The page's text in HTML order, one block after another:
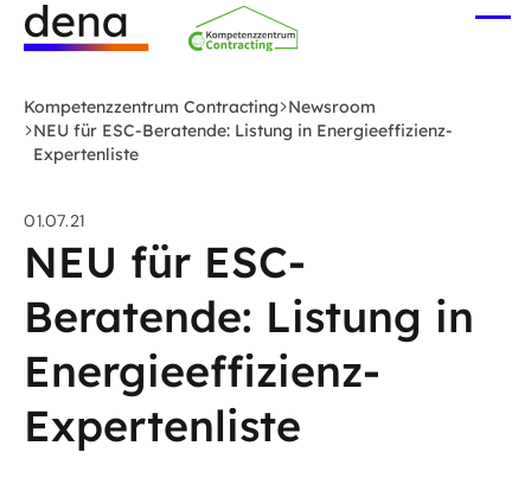
Zum
Hauptinhalt
Deutsche
Energie-
Agentur
-
zur
Startseite
Kompetenzzentrum Contracting Newsroom
NEU für ESC-Beratende: Listung in Energieeffizienz-
Expertenliste
01.07.21
NEU für ESC-
Beratende: Listung in
Energieeffizienz-
Expertenliste